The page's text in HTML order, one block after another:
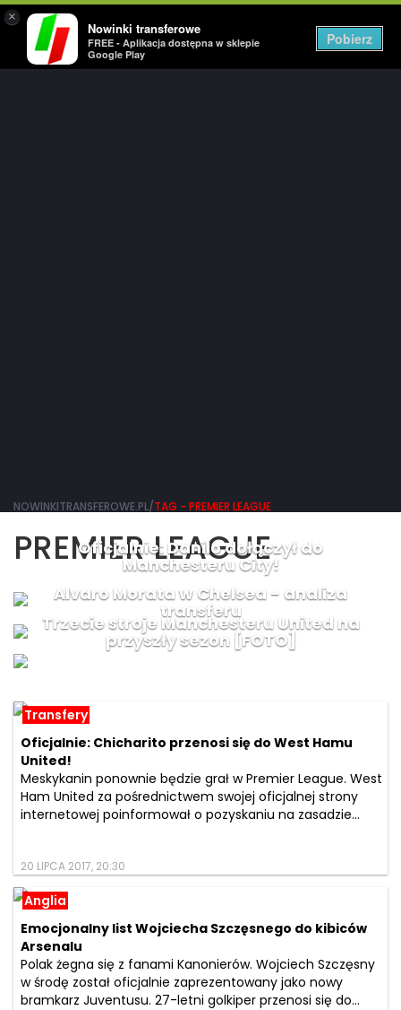
×
Nowinki transferowe
FREE - Aplikacja dostępna w sklepie
Google Play
Pobierz
NOWINKITRANSFEROWE.PL/TAG - PREMIER LEAGUE
PREMIER LEAGUE
Oficjalnie: Danilo dołączył do
Manchesteru City!
Alvaro Morata w Chelsea - analiza
transferu
Trzecie stroje Manchesteru United na
przyszły sezon [FOTO]
Transfery
Oficjalnie: Chicharito przenosi się do West Hamu
United!
Meskykanin ponownie będzie grał w Premier League. West
Ham United za pośrednictwem swojej oficjalnej strony
internetowej poinformował o pozyskaniu na zasadzie...
20 LIPCA 2017, 20:30
Anglia
Emocjonalny list Wojciecha Szczęsnego do kibiców
Arsenalu
Polak żegna się z fanami Kanonierów. Wojciech Szczęsny
w środę został oficjalnie zaprezentowany jako nowy
bramkarz Juventusu. 27-letni golkiper przenosi się do...